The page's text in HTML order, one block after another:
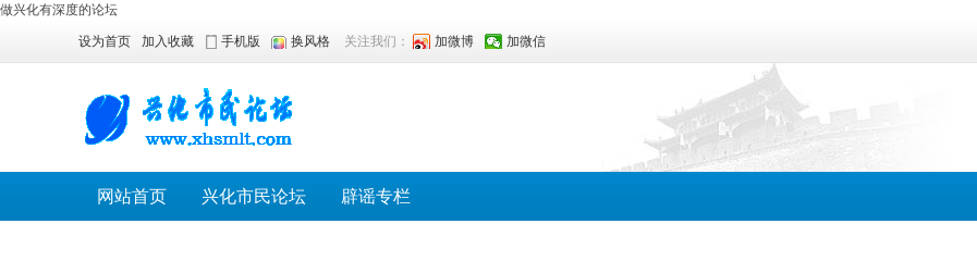
做兴化有深度的论坛
设为首页 加入收藏 手机版 换风格 关注我们： 加微博 加微信
网站首页 兴化市民论坛 辟谣专栏